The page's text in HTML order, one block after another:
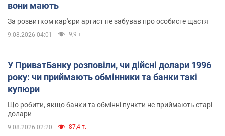
вони мають
За розвитком кар'єри артист не забував про особисте щастя
9.08.2026 04:01 9,9 т.
У ПриватБанку розповіли, чи дійсні долари 1996
року: чи приймають обмінники та банки такі
купюри
Що робити, якщо банки та обмінні пункти не приймають старі
долари
9.08.2026 02:20 87,4 т.